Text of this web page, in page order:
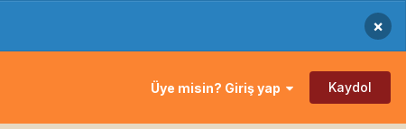
×
Üye misin? Giriş yap Kaydol